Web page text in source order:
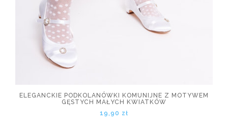
ELEGANCKIE PODKOLANÓWKI KOMUNIJNE Z MOTYWEM
GĘSTYCH MAŁYCH KWIATKÓW
19,90 zł